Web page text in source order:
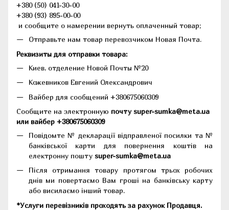
+380 (50) 041-30-00
+380 (93) 895-00-00
и сообщите о намерении вернуть оплаченный товар;
Отправьте нам товар перевозчиком Новая Почта.
Реквизиты для отправки товара:
Киев, отделение Новой Почты №20
Кожевников Евгений Олександрович
Вайбер для сообщений +380675060309
Сообщите на электронную почту super-sumka@meta.ua
или вайбер +380675060309
Повідомте № декларації відправленої посилки та №
банківської карти для повернення коштів на
електронну пошту super-sumka@meta.ua
Після отримання товару протягом трьох робочих
днів ми повертаємо Вам гроші на банківську карту
або висилаємо інший товар.
*Услуги перевізників проходять за рахунок Продавця.